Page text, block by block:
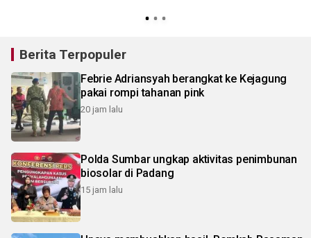
Berita Terpopuler
Febrie Adriansyah berangkat ke Kejagung
pakai rompi tahanan pink
20 jam lalu
Polda Sumbar ungkap aktivitas penimbunan
biosolar di Padang
15 jam lalu